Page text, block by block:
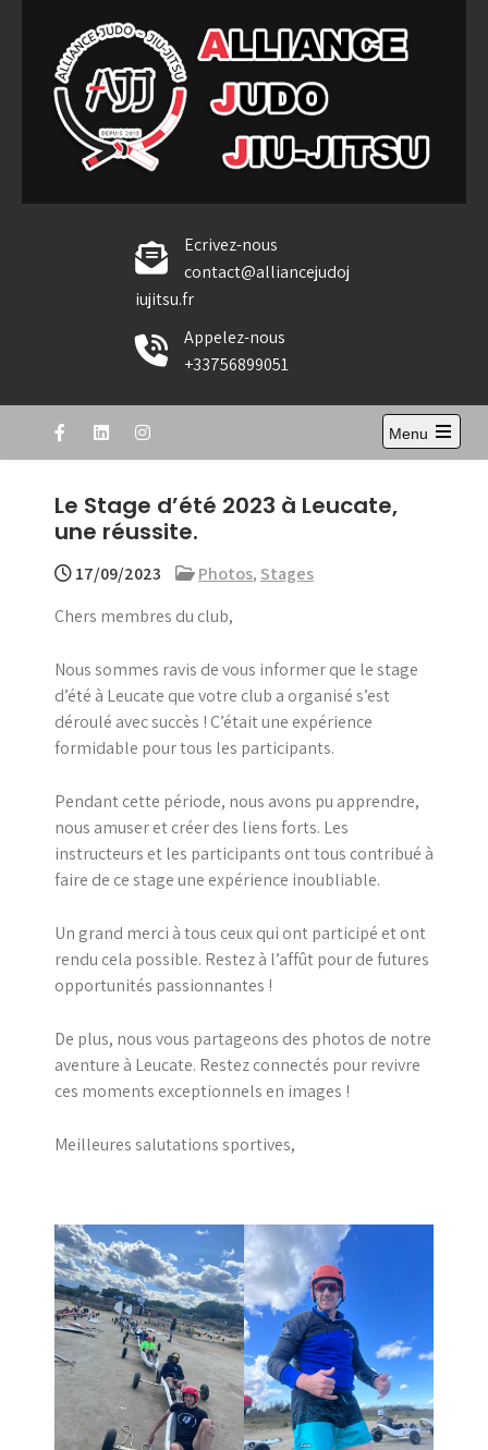
content
Alliance Judo Jiu-jitsu
Ecrivez-nous
contact@alliancejudoj
iujitsu.fr
Appelez-nous
+33756899051
Menu
Open
Le Stage d’été 2023 à Leucate,
une réussite.
17/09/2023 Photos, Stages
Chers membres du club,
Nous sommes ravis de vous informer que le stage
d’été à Leucate que votre club a organisé s’est
déroulé avec succès ! C’était une expérience
formidable pour tous les participants.
Pendant cette période, nous avons pu apprendre,
nous amuser et créer des liens forts. Les
instructeurs et les participants ont tous contribué à
faire de ce stage une expérience inoubliable.
Un grand merci à tous ceux qui ont participé et ont
rendu cela possible. Restez à l’affût pour de futures
opportunités passionnantes !
De plus, nous vous partageons des photos de notre
aventure à Leucate. Restez connectés pour revivre
ces moments exceptionnels en images !
Meilleures salutations sportives,